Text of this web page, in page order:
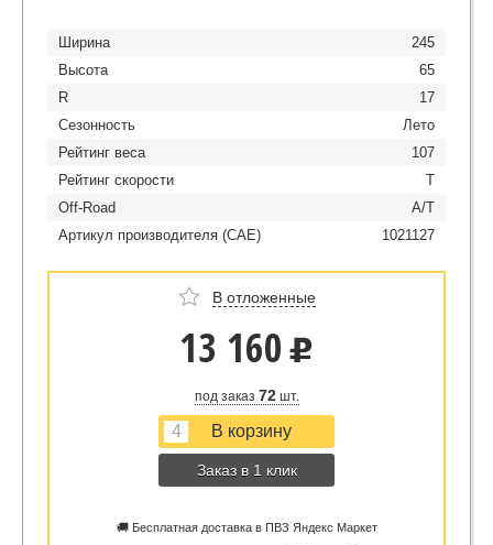
Ширина
245
Высота
65
R
17
Сезонность
Лето
Рейтинг веса
107
Рейтинг скорости
T
Off-Road
A/T
Артикул производителя (CAE)
1021127
В отложенные
13 160 u
под заказ 72шт.
Заказ в 1 клик
🚚 Бесплатная доставка в ПВЗ Яндекс Маркет